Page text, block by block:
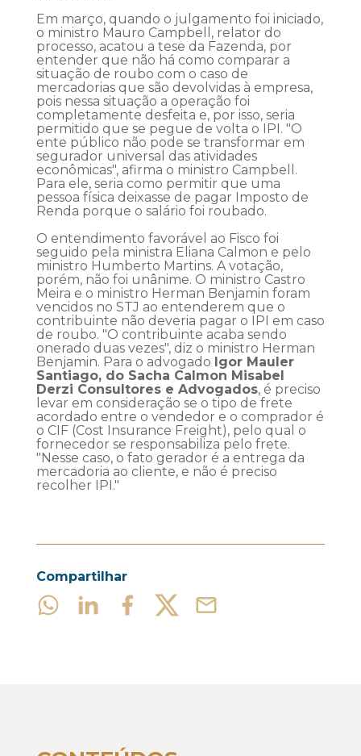
Em março, quando o julgamento foi iniciado,
o ministro Mauro Campbell, relator do
processo, acatou a tese da Fazenda, por
entender que não há como comparar a
situação de roubo com o caso de
mercadorias que são devolvidas à empresa,
pois nessa situação a operação foi
completamente desfeita e, por isso, seria
permitido que se pegue de volta o IPI. "O
ente público não pode se transformar em
segurador universal das atividades
econômicas", afirma o ministro Campbell.
Para ele, seria como permitir que uma
pessoa física deixasse de pagar Imposto de
Renda porque o salário foi roubado.
O entendimento favorável ao Fisco foi
seguido pela ministra Eliana Calmon e pelo
ministro Humberto Martins. A votação,
porém, não foi unânime. O ministro Castro
Meira e o ministro Herman Benjamin foram
vencidos no STJ ao entenderem que o
contribuinte não deveria pagar o IPI em caso
de roubo. "O contribuinte acaba sendo
onerado duas vezes", diz o ministro Herman
Benjamin. Para o advogado Igor Mauler
Santiago, do Sacha Calmon Misabel
Derzi Consultores e Advogados, é preciso
levar em consideração se o tipo de frete
acordado entre o vendedor e o comprador é
o CIF (Cost Insurance Freight), pelo qual o
fornecedor se responsabiliza pelo frete.
"Nesse caso, o fato gerador é a entrega da
mercadoria ao cliente, e não é preciso
recolher IPI."
Compartilhar